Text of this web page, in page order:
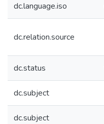
dc.language.iso
dc.relation.source
dc.status
dc.subject
dc.subject